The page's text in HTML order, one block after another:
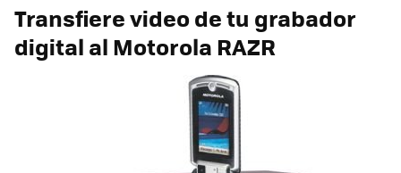
Transfiere video de tu grabador
digital al Motorola RAZR